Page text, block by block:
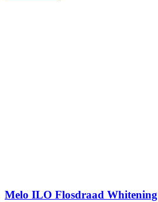
Melo ILO Flosdraad Whitening